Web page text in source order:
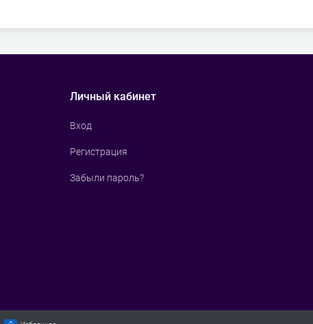
Личный кабинет
Вход
Регистрация
Забыли пароль?